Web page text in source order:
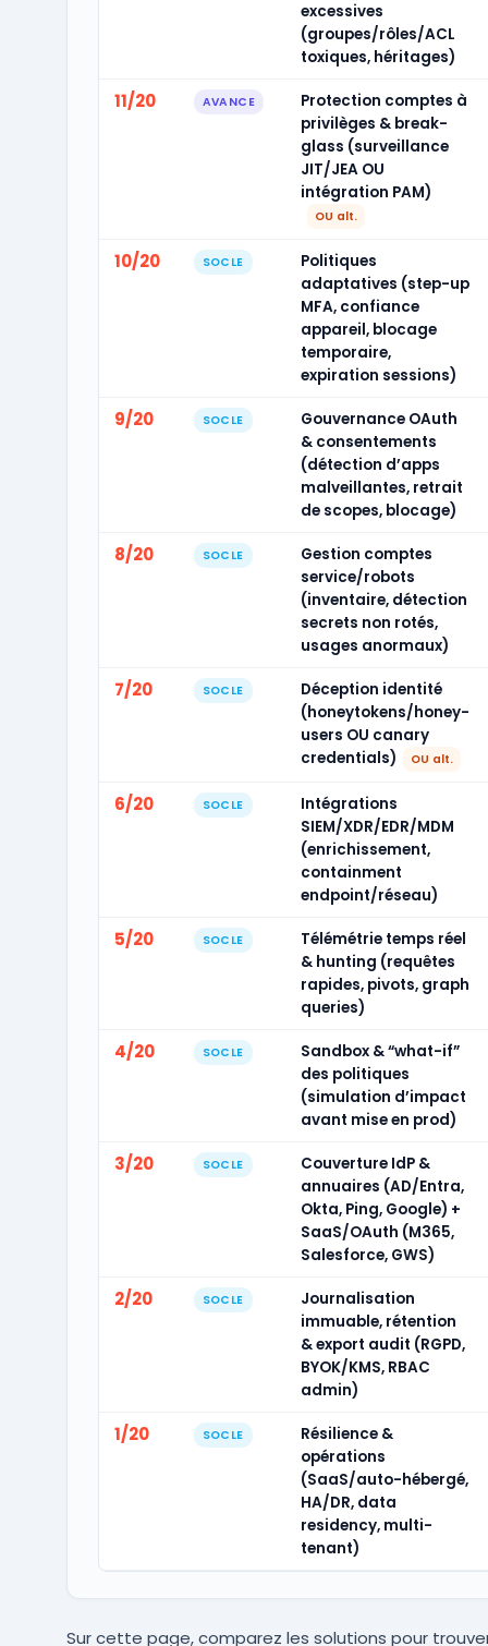
excessives
(groupes/rôles/ACL
toxiques, héritages)
11/20 AVANCE
Protection comptes à
privilèges & break-
glass (surveillance
JIT/JEA OU
intégration PAM)
OU alt.
10/20 SOCLE
Politiques
adaptatives (step-up
MFA, confiance
appareil, blocage
temporaire,
expiration sessions)
9/20 SOCLE
Gouvernance OAuth
& consentements
(détection d’apps
malveillantes, retrait
de scopes, blocage)
8/20 SOCLE
Gestion comptes
service/robots
(inventaire, détection
secrets non rotés,
usages anormaux)
7/20 SOCLE
Déception identité
(honeytokens/honey-
users OU canary
credentials)
OU alt.
6/20 SOCLE
Intégrations
SIEM/XDR/EDR/MDM
(enrichissement,
containment
endpoint/réseau)
5/20 SOCLE
Télémétrie temps réel
& hunting (requêtes
rapides, pivots, graph
queries)
4/20 SOCLE
Sandbox & “what-if”
des politiques
(simulation d’impact
avant mise en prod)
3/20 SOCLE
Couverture IdP &
annuaires (AD/Entra,
Okta, Ping, Google) +
SaaS/OAuth (M365,
Salesforce, GWS)
2/20 SOCLE
Journalisation
immuable, rétention
& export audit (RGPD,
BYOK/KMS, RBAC
admin)
1/20 SOCLE
Résilience &
opérations
(SaaS/auto-hébergé,
HA/DR, data
residency, multi-
tenant)
Sur cette page, comparez les solutions pour